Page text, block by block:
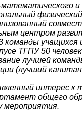
центром
команды учащихся
ТГПУ 50
лучшей
(лучший
интерес к
общего
мероприятия.